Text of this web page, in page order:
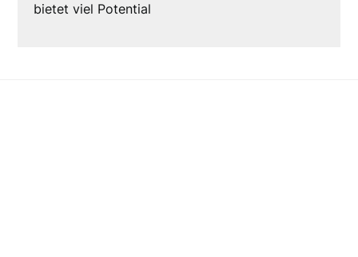
bietet viel Potential